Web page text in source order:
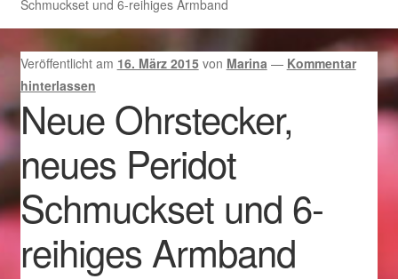
AGB
Beispiel-Seite
Datenschutz
Geschenke zu Ostern 2023
Geschenke zu Ostern 2024
Geschenkideen für Weihnachten 2022
Schmuckset und 6-reihiges Armband
Veröffentlicht am 16. März 2015 von Marina — Kommentar
hinterlassen
Neue Ohrstecker,
neues Peridot
Schmuckset und 6-
reihiges Armband